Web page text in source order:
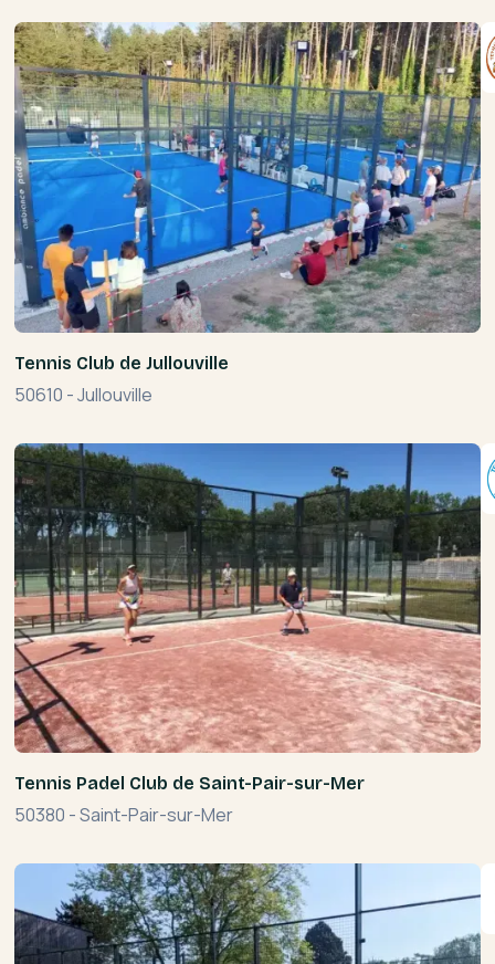
Tennis Club de Jullouville
50610 -Jullouville
Tennis Padel Club de Saint-Pair-sur-Mer
50380 -Saint-Pair-sur-Mer